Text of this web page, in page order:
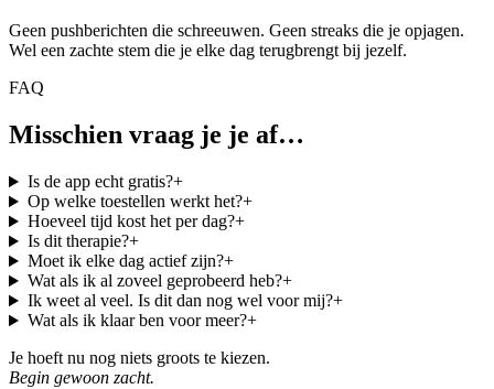
Geen pushberichten die schreeuwen. Geen streaks die je opjagen.
Wel een zachte stem die je elke dag terugbrengt bij jezelf.
FAQ
Misschien vraag je je af…
Is de app echt gratis?+
Op welke toestellen werkt het?+
Hoeveel tijd kost het per dag?+
Is dit therapie?+
Moet ik elke dag actief zijn?+
Wat als ik al zoveel geprobeerd heb?+
Ik weet al veel. Is dit dan nog wel voor mij?+
Wat als ik klaar ben voor meer?+
Je hoeft nu nog niets groots te kiezen.
Begin gewoon zacht.